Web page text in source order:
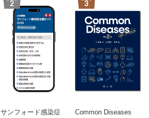
2
サンフォード感染症
3
Common Diseases